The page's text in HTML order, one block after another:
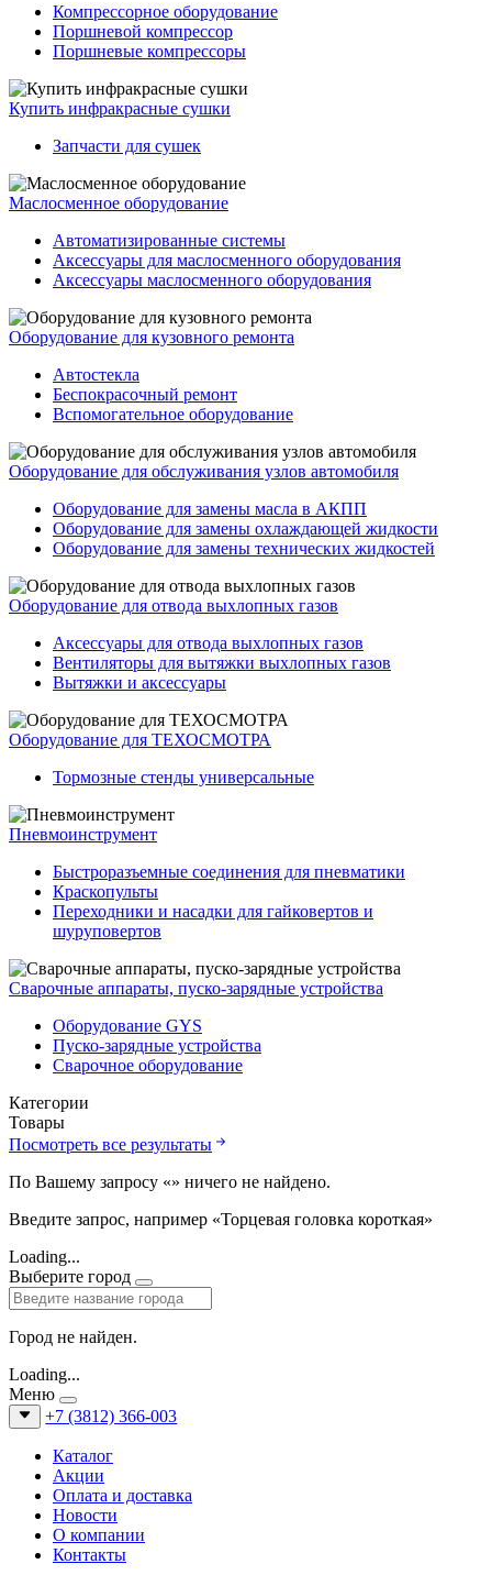
Компрессорное оборудование
Поршневой компрессор
Поршневые компрессоры
Купить инфракрасные сушки
Запчасти для сушек
Маслосменное оборудование
Автоматизированные системы
Аксессуары для маслосменного оборудования
Аксессуары маслосменного оборудования
Оборудование для кузовного ремонта
Автостекла
Беспокрасочный ремонт
Вспомогательное оборудование
Оборудование для обслуживания узлов автомобиля
Оборудование для замены масла в АКПП
Оборудование для замены охлаждающей жидкости
Оборудование для замены технических жидкостей
Оборудование для отвода выхлопных газов
Аксессуары для отвода выхлопных газов
Вентиляторы для вытяжки выхлопных газов
Вытяжки и аксессуары
Оборудование для ТЕХОСМОТРА
Тормозные стенды универсальные
Пневмоинструмент
Быстроразъемные соединения для пневматики
Краскопульты
Переходники и насадки для гайковертов и
шуруповертов
Сварочные аппараты, пуско-зарядные устройства
Оборудование GYS
Пуско-зарядные устройства
Сварочное оборудование
Категории
Товары
Посмотреть все результаты
По Вашему запросу «» ничего не найдено.
Введите запрос, например «Торцевая головка короткая»
Loading...
Выберите город
Город не найден.
Loading...
Меню
+7 (3812) 366-003
Каталог
Акции
Оплата и доставка
Новости
О компании
Контакты